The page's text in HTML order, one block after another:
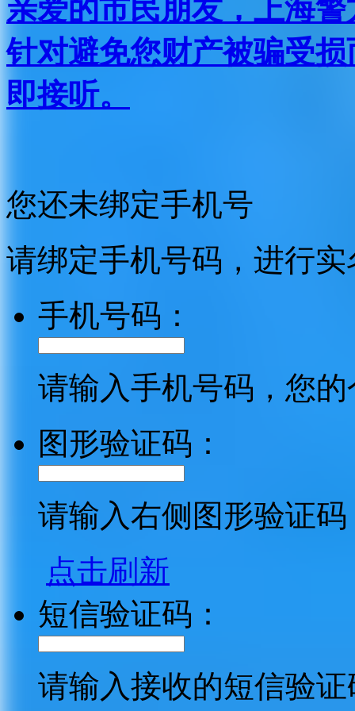
亲爱的市民朋友，上海
针对避免您财产被骗受
即接听。
您还未绑定手机号
请绑定手机号码，进行
手机号码：
请输入手机号码，您
图形验证码：
请输入右侧图形验证码
点击刷新
短信验证码：
请输入接收的短信验证